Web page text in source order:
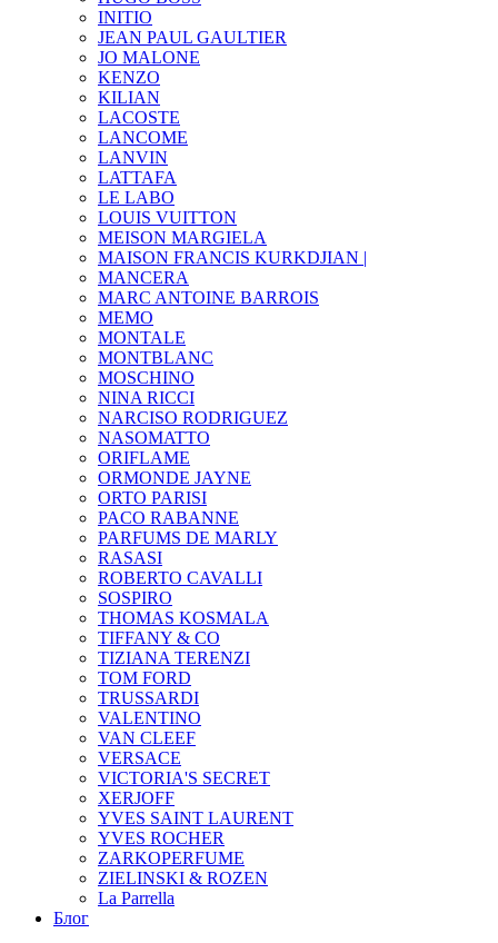
INITIO
JEAN PAUL GAULTIER
JO MALONE
KENZO
KILIAN
LACOSTE
LANCOME
LANVIN
LATTAFA
LE LABO
LOUIS VUITTON
MEISON MARGIELA
MAISON FRANCIS KURKDJIAN |
MANCERA
MARC ANTOINE BARROIS
MEMO
MONTALE
MONTBLANC
MOSCHINO
NINA RICCI
NARCISO RODRIGUEZ
NASOMATTO
ORIFLAME
ORMONDE JAYNE
ORTO PARISI
PACO RABANNE
PARFUMS DE MARLY
RASASI
ROBERTO CAVALLI
SOSPIRO
THOMAS KOSMALA
TIFFANY & CO
TIZIANA TERENZI
TOM FORD
TRUSSARDI
VALENTINO
VAN CLEEF
VERSACE
VICTORIA'S SECRET
XERJOFF
YVES SAINT LAURENT
YVES ROCHER
ZARKOPERFUME
ZIELINSKI & ROZEN
La Parrella
Блог